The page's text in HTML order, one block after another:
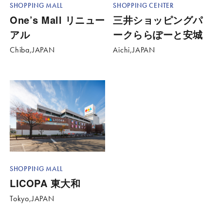
SHOPPING MALL
One’s Mall リニュー
アル
Chiba,JAPAN
SHOPPING CENTER
三井ショッピングパ
ークららぽーと安城
Aichi,JAPAN
SHOPPING MALL
LICOPA 東大和
Tokyo,JAPAN